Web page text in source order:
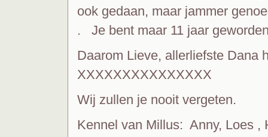
ook gedaan, maar jammer
. Je bent maar 11 jaar
Daarom Lieve, allerliefste Dana
XXXXXXXXXXXXXXX
Wij zullen je nooit vergeten.
Kennel van Millus: Anny, Loes ,